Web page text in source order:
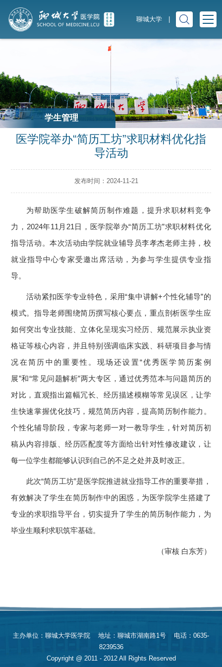
聊城大学
学生管理
医学院举办“简历工坊”求职材料优化指
导活动
发布时间：2024-11-21
为帮助医学生破解简历制作难题，提升求职材料竞争
力，2024年11月21日，医学院举办“简历工坊”求职材料优化
指导活动。本次活动由学院就业辅导员李孝杰老师主持，校
就业指导中心专家受邀出席活动，为参与学生提供专业指
导。
活动紧扣医学专业特色，采用“集中讲解+个性化辅导”的
模式。指导老师围绕简历撰写核心要点，重点剖析医学生应
如何突出专业技能、立体化呈现实习经历、规范展示执业资
格证等核心内容，并且特别强调临床实践、科研项目参与情
况在简历中的重要性。现场还设置“优秀医学简历案例
展”和“常见问题解析”两大专区，通过优秀范本与问题简历的
对比，直观指出篇幅冗长、经历描述模糊等常见误区，让学
生快速掌握优化技巧，规范简历内容，提高简历制作能力。
个性化辅导阶段，专家与老师一对一教导学生，针对简历初
稿从内容排版、经历匹配度等方面给出针对性修改建议，让
每一位学生都能够认识到自己的不足之处并及时改正。
此次“简历工坊”是医学院推进就业指导工作的重要举措，
有效解决了学生在简历制作中的困惑，为医学院学生搭建了
专业的求职指导平台，切实提升了学生的简历制作能力，为
毕业生顺利求职筑牢基础。
（审核 白东芳）
主办单位：聊城大学医学院 地址：聊城市湖南路1号 电话：0635-
8239536
Copyright @ 2011 - 2012 All Rights Reserved